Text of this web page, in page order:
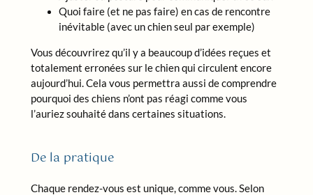
Quoi faire (et ne pas faire) en cas de rencontre
inévitable (avec un chien seul par exemple)
Vous découvrirez qu’il y a beaucoup d’idées reçues et
totalement erronées sur le chien qui circulent encore
aujourd’hui. Cela vous permettra aussi de comprendre
pourquoi des chiens n’ont pas réagi comme vous
l’auriez souhaité dans certaines situations.
De la pratique
Chaque rendez-vous est unique, comme vous. Selon